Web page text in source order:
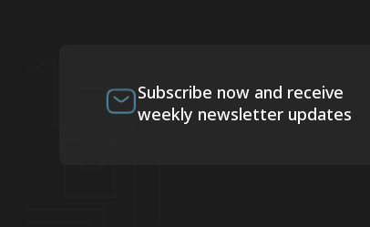
Subscribe now and receive
weekly newsletter updates